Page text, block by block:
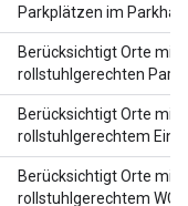
Parkplätzen im
Berücksichtigt Orte mit
rollstuhlgerechten
Berücksichtigt Orte mit
rollstuhlgerechtem
Berücksichtigt Orte mit
rollstuhlgerechtem WC.